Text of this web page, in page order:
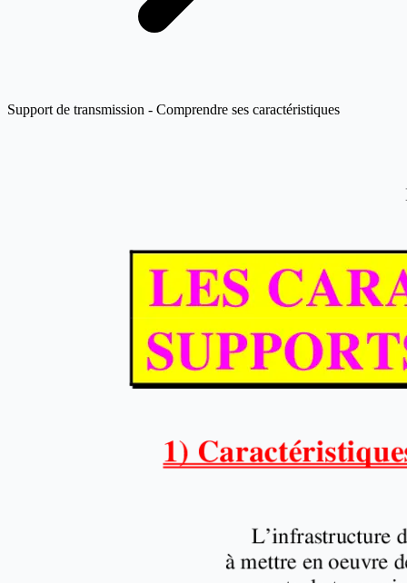
Support de transmission - Comprendre ses caractéristiques